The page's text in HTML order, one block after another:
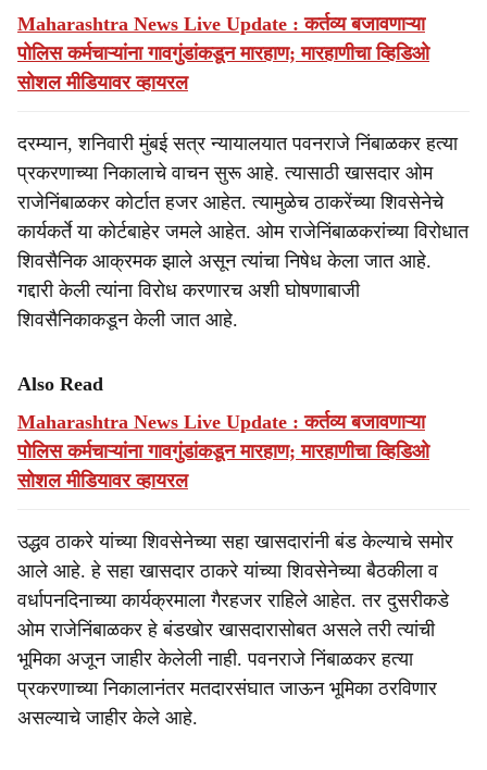
Maharashtra News Live Update : कर्तव्य बजावणाऱ्या
पोलिस कर्मचाऱ्यांना गावगुंडांकडून मारहाण; मारहाणीचा व्हिडिओ
सोशल मीडियावर व्हायरल
दरम्यान, शनिवारी मुंबई सत्र न्यायालयात पवनराजे निंबाळकर हत्या
प्रकरणाच्या निकालाचे वाचन सुरू आहे. त्यासाठी खासदार ओम
राजेनिंबाळकर कोर्टात हजर आहेत. त्यामुळेच ठाकरेंच्या शिवसेनेचे
कार्यकर्ते या कोर्टबाहेर जमले आहेत. ओम राजेनिंबाळकरांच्या विरोधात
शिवसैनिक आक्रमक झाले असून त्यांचा निषेध केला जात आहे.
गद्दारी केली त्यांना विरोध करणारच अशी घोषणाबाजी
शिवसैनिकाकडून केली जात आहे.
Also Read
Maharashtra News Live Update : कर्तव्य बजावणाऱ्या
पोलिस कर्मचाऱ्यांना गावगुंडांकडून मारहाण; मारहाणीचा व्हिडिओ
सोशल मीडियावर व्हायरल
उद्धव ठाकरे यांच्या शिवसेनेच्या सहा खासदारांनी बंड केल्याचे समोर
आले आहे. हे सहा खासदार ठाकरे यांच्या शिवसेनेच्या बैठकीला व
वर्धापनदिनाच्या कार्यक्रमाला गैरहजर राहिले आहेत. तर दुसरीकडे
ओम राजेनिंबाळकर हे बंडखोर खासदारासोबत असले तरी त्यांची
भूमिका अजून जाहीर केलेली नाही. पवनराजे निंबाळकर हत्या
प्रकरणाच्या निकालानंतर मतदारसंघात जाऊन भूमिका ठरविणार
असल्याचे जाहीर केले आहे.